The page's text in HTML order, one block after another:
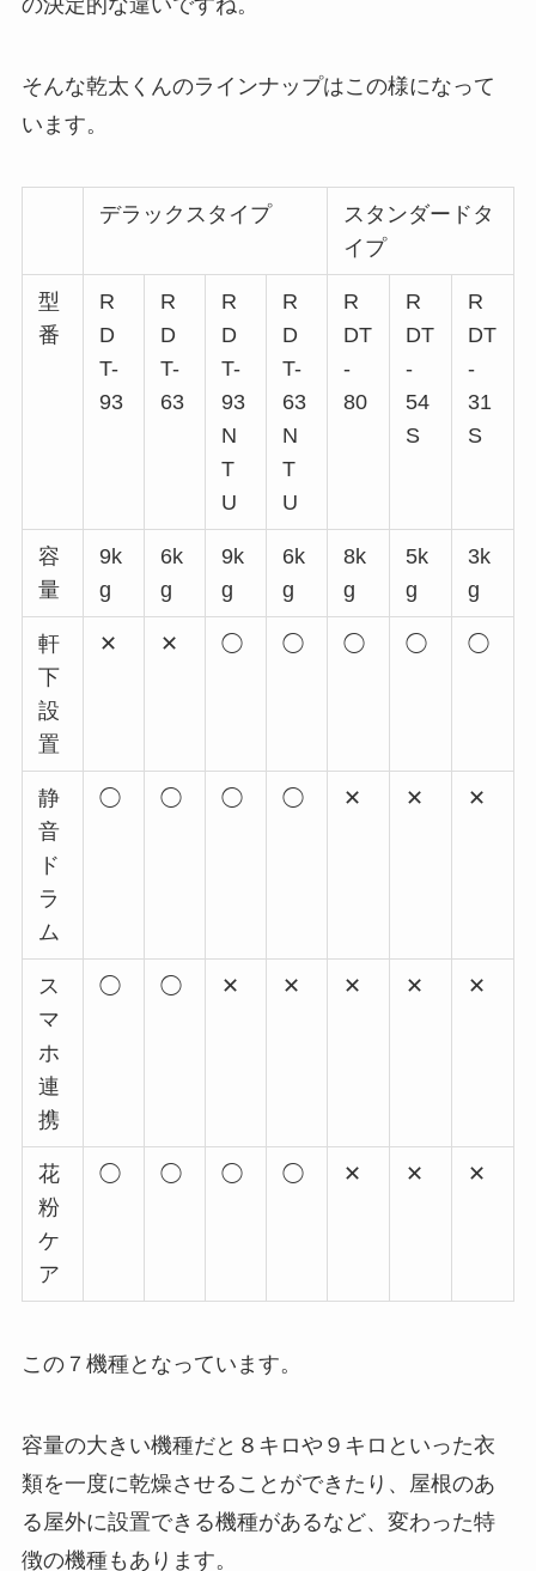
の決定的な違いですね。
そんな乾太くんのラインナップはこの様になって
います。
デラックスタイプ
スタンダードタ
イプ
型
番
R
D
T-
93
R
D
T-
63
R
D
T-
93
N
T
U
R
D
T-
63
N
T
U
R
DT
-
80
R
DT
-
54
S
R
DT
-
31
S
容
量
9k
g
6k
g
9k
g
6k
g
8k
g
5k
g
3k
g
軒
下
設
置
✕ ✕ ◯ ◯ ◯ ◯ ◯
静
音
ド
ラ
ム
◯ ◯ ◯ ◯ ✕ ✕ ✕
ス
マ
ホ
連
携
◯ ◯ ✕ ✕ ✕ ✕ ✕
花
粉
ケ
ア
◯ ◯ ◯ ◯ ✕ ✕ ✕
この７機種となっています。
容量の大きい機種だと８キロや９キロといった衣
類を一度に乾燥させることができたり、屋根のあ
る屋外に設置できる機種があるなど、変わった特
徴の機種もあります。